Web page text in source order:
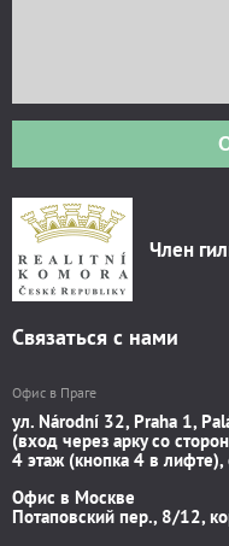
Член
Связаться с нами
Офис в Праге
ул. Národní 32, Praha 1,
(вход через арку со
4 этаж (кнопка 4 в
Офис в Москве
Потаповский пер., 8/12,